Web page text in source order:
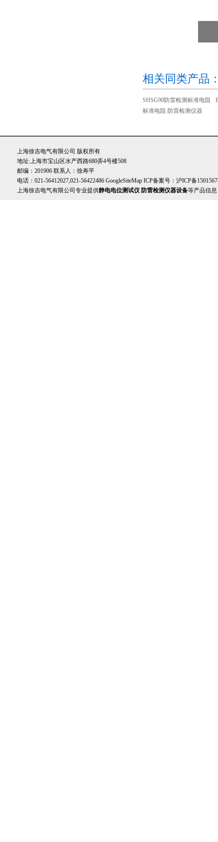
相关同类产品
SHSG90防雷检测标准电阻
标准电阻 防雷检测仪器
上海徐吉电气有限公司 版权所有
地址:上海市宝山区水产西路680弄4号楼508
邮编：201906 联系人：徐寿平
电话：021-56412027,021-56422486 GoogleSiteMap ICP备案号： 沪ICP备
上海徐吉电气有限公司专业提供静电电位测试仪 防雷检测仪器设备等产品信